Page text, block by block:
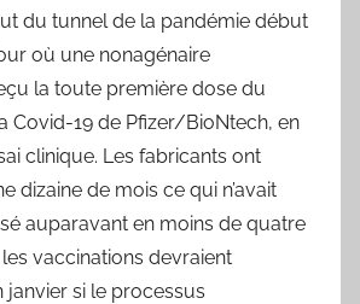
du tunnel de la pandémie début
où une nonagénaire
la toute première dose du
Covid-19 de Pfizer/BioNtech, en
clinique. Les fabricants ont
dizaine de mois ce qui n’avait
auparavant en moins de quatre
les vaccinations devraient
si le processus